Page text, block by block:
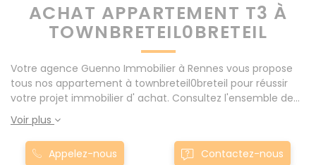
ACHAT APPARTEMENT T3 À
TOWNBRETEIL0BRETEIL
Votre agence Guenno Immobilier à Rennes vous propose
tous nos appartement à townbreteil0breteil pour réussir
votre projet immobilier d' achat. Consultez l'ensemble de
nos offres à Rennes mais également aux alentours : Le
Rheu, Pacé, Montgermont... Nos appartement T3 à
townbreteil0breteil sont proposés au meilleur prix du
marché pour permettre au plus grand nombre de réussir
Voir plus
Appelez-nous Contactez-nous